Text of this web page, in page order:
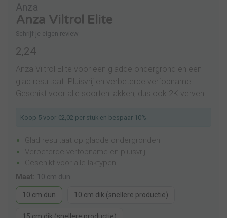
Anza
Anza Viltrol Elite
Schrijf je eigen review
2,24
Anza Viltrol Elite voor een gladde ondergrond en een
glad resultaat. Pluisvrij en verbeterde verfopname.
Geschikt voor alle soorten lakken, dus ook 2K verven.
Koop 5 voor €2,02 per stuk en bespaar 10%
Glad resultaat op gladde ondergronden
Verbeterde verfopname en pluisvrij
Geschikt voor alle laktypen.
Maat: 10 cm dun
10 cm dun 10 cm dik (snellere productie)